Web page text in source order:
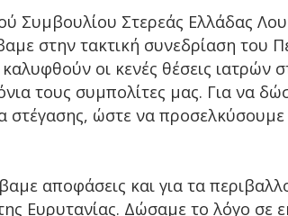
Συμβουλίου Στερεάς Ελλάδας
στην τακτική συνεδρίαση του
οι κενές θέσεις ιατρών
τους συμπολίτες μας. Για να
στέγασης, ώστε να
αποφάσεις και για τα
Ευρυτανίας. Δώσαμε το λόγο σε